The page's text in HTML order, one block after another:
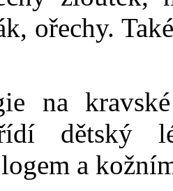
ořechy.
na
dětský
a